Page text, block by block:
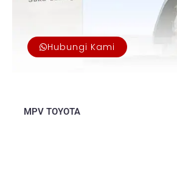
Hubungi Kami
MPV TOYOTA